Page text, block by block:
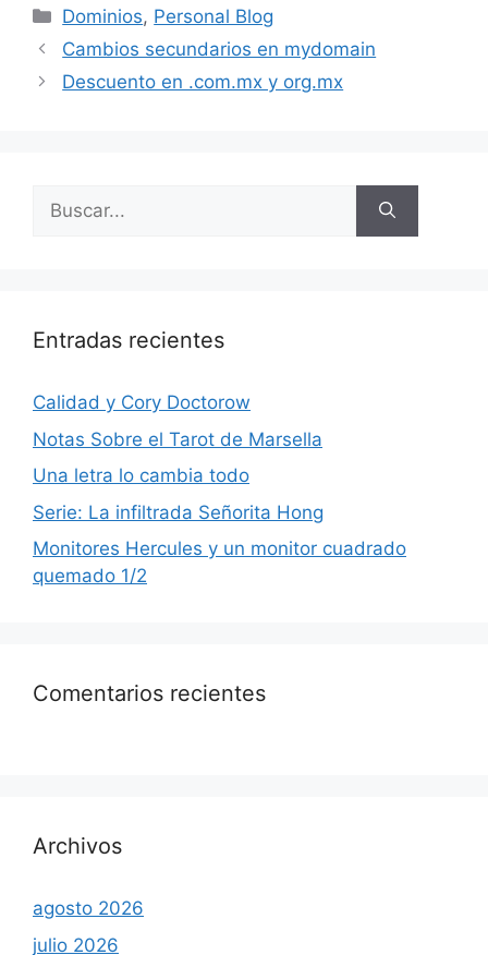
Categorías
Dominios, Personal Blog
Cambios secundarios en mydomain
Descuento en .com.mx y org.mx
Buscar:
Entradas recientes
Calidad y Cory Doctorow
Notas Sobre el Tarot de Marsella
Una letra lo cambia todo
Serie: La infiltrada Señorita Hong
Monitores Hercules y un monitor cuadrado
quemado 1/2
Comentarios recientes
Archivos
agosto 2026
julio 2026